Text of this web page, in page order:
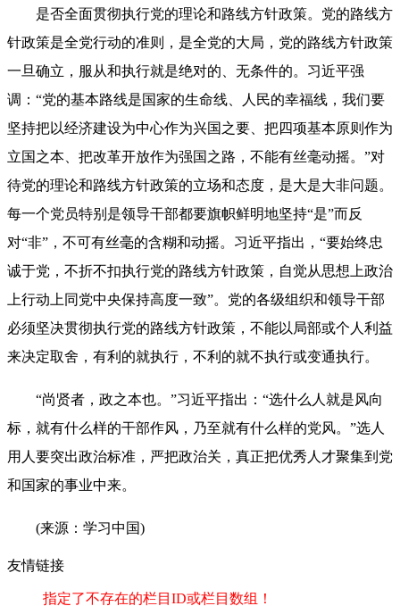
是否全面贯彻执行党的理论和路线方针政策。党的路线方
针政策是全党行动的准则，是全党的大局，党的路线方针政策
一旦确立，服从和执行就是绝对的、无条件的。习近平强
调：“党的基本路线是国家的生命线、人民的幸福线，我们要
坚持把以经济建设为中心作为兴国之要、把四项基本原则作为
立国之本、把改革开放作为强国之路，不能有丝毫动摇。”对
待党的理论和路线方针政策的立场和态度，是大是大非问题。
每一个党员特别是领导干部都要旗帜鲜明地坚持“是”而反
对“非”，不可有丝毫的含糊和动摇。习近平指出，“要始终忠
诚于党，不折不扣执行党的路线方针政策，自觉从思想上政治
上行动上同党中央保持高度一致”。党的各级组织和领导干部
必须坚决贯彻执行党的路线方针政策，不能以局部或个人利益
来决定取舍，有利的就执行，不利的就不执行或变通执行。
“尚贤者，政之本也。”习近平指出：“选什么人就是风向
标，就有什么样的干部作风，乃至就有什么样的党风。”选人
用人要突出政治标准，严把政治关，真正把优秀人才聚集到党
和国家的事业中来。
(来源：学习中国)
友情链接
指定了不存在的栏目ID或栏目数组！